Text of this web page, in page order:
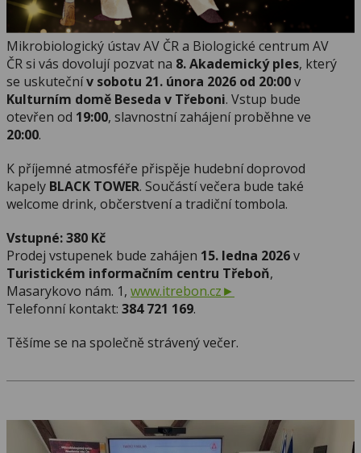
Mikrobiologický ústav AV ČR a Biologické centrum AV
ČR si vás dovolují pozvat na 8. Akademický ples, který
se uskutečnív sobotu 21. února 2026 od 20:00v
Kulturním domě Beseda v Třeboni. Vstup bude
otevřen od 19:00, slavnostní zahájení proběhne ve
20:00.
K příjemné atmosféře přispěje hudební doprovod
kapely BLACK TOWER. Součástí večera bude také
welcome drink, občerstvení a tradiční tombola.
Vstupné: 380 Kč
Prodej vstupenek bude zahájen 15. ledna 2026v
Turistickém informačním centru Třeboň,
Masarykovo nám. 1, www.itrebon.cz
Telefonní kontakt: 384 721 169.
Těšíme se na společně strávený večer.